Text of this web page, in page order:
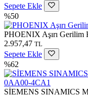
Sepete Ekle
%50
PHOENIX Aşırı Gerilim
2.957,47 TL
Sepete Ekle
%62
SİEMENS SINAMICS